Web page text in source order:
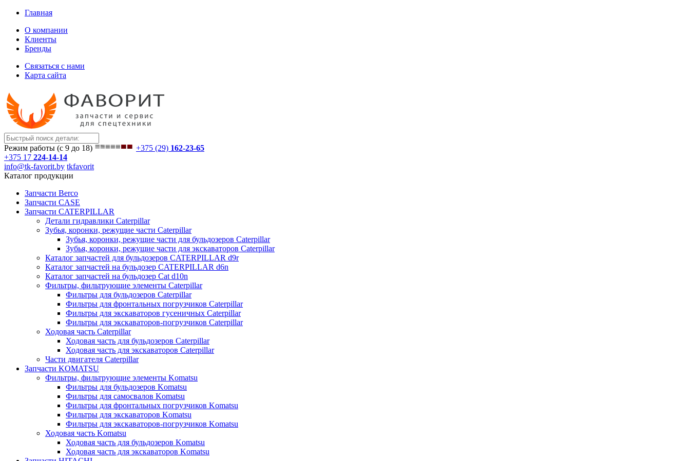
Главная
О компании
Клиенты
Бренды
Связаться с нами
Карта сайта
Режим работы (с 9 до 18) +375 (29) 162-23-65
+375 17 224-14-14
info@tk-favorit.by tkfavorit
Каталог продукции
Запчасти Berco
Запчасти CASE
Запчасти CATERPILLAR
Детали гидравлики Caterpillar
Зубья, коронки, режущие части Caterpillar
Зубья, коронки, режущие части для бульдозеров Caterpillar
Зубья, коронки, режущие части для экскаваторов Caterpillar
Каталог запчастей для бульдозеров CATERPILLAR d9r
Каталог запчастей на бульдозер CATERPILLAR d6n
Каталог запчастей на бульдозер Сat d10n
Фильтры, фильтрующие элементы Caterpillar
Фильтры для бульдозеров Caterpillar
Фильтры для фронтальных погрузчиков Caterpillar
Фильтры для экскаваторов гусеничных Caterpillar
Фильтры для экскаваторов-погрузчиков Caterpillar
Ходовая часть Caterpillar
Ходовая часть для бульдозеров Caterpillar
Ходовая часть для экскаваторов Caterpillar
Части двигателя Caterpillar
Запчасти KOMATSU
Фильтры, фильтрующие элементы Komatsu
Фильтры для бульдозеров Komatsu
Фильтры для самосвалов Komatsu
Фильтры для фронтальных погрузчиков Komatsu
Фильтры для экскаваторов Komatsu
Фильтры для экскаваторов-погрузчиков Komatsu
Ходовая часть Komatsu
Ходовая часть для бульдозеров Komatsu
Ходовая часть для экскаваторов Komatsu